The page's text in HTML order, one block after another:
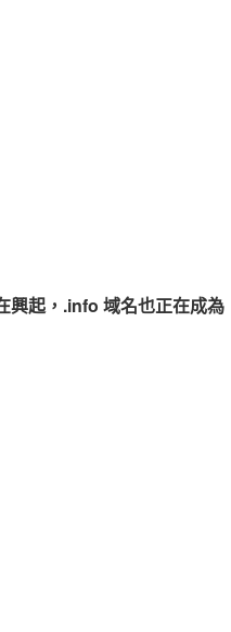
興起，.info 域名也正在成為